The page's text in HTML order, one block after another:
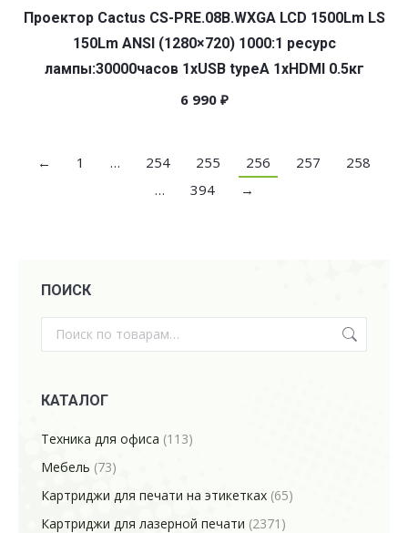
Проектор Cactus CS-PRE.08B.WXGA LCD 1500Lm LS
150Lm ANSI (1280×720) 1000:1 ресурс
лампы:30000часов 1xUSB typeA 1xHDMI 0.5кг
6 990 ₽
← 1 … 254 255 256 257
258
…
394 →
ПОИСК
КАТАЛОГ
Техника для офиса (113)
Мебель (73)
Картриджи для печати на этикетках (65)
Картриджи для лазерной печати (2371)